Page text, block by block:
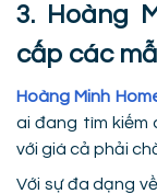
3. Hoàng
cấp các
Hoàng Minh
ai đang tìm kiếm
với giá cả phải
Với sự đa dạng